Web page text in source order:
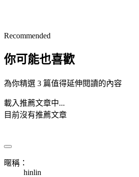
Recommended
你可能也喜歡
為你精選 3 篇值得延伸閱讀的內容
載入推薦文章中...
目前沒有推薦文章
暱稱：
hinlin